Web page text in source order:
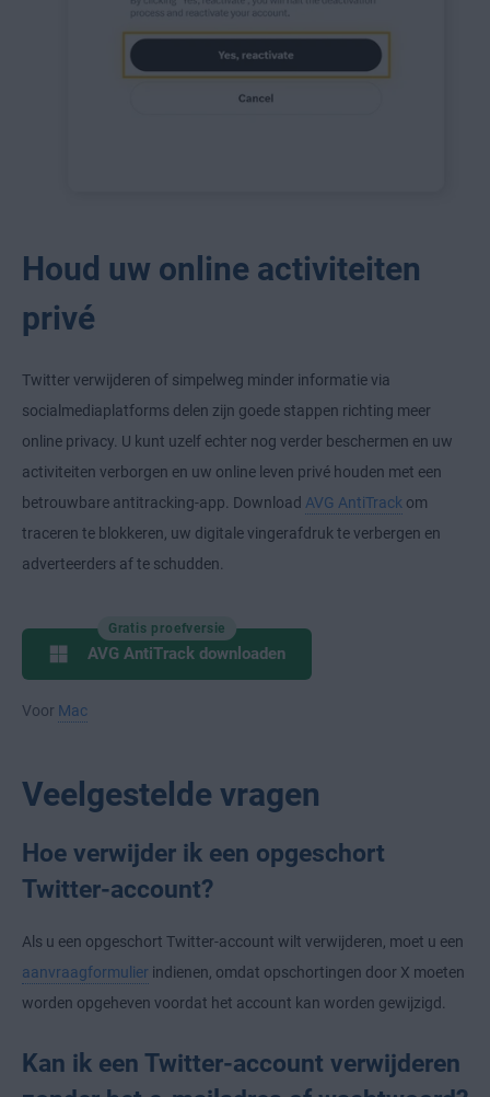
Houd uw online activiteiten
privé
Twitter verwijderen of simpelweg minder informatie via
socialmediaplatforms delen zijn goede stappen richting meer
online privacy. U kunt uzelf echter nog verder beschermen en uw
activiteiten verborgen en uw online leven privé houden met een
betrouwbare antitracking-app. Download AVG AntiTrack om
traceren te blokkeren, uw digitale vingerafdruk te verbergen en
adverteerders af te schudden.
Gratis proefversie
AVG AntiTrack downloaden
Voor Mac
Veelgestelde vragen
Hoe verwijder ik een opgeschort
Twitter-account?
Als u een opgeschort Twitter-account wilt verwijderen, moet u een
aanvraagformulier indienen, omdat opschortingen door X moeten
worden opgeheven voordat het account kan worden gewijzigd.
Kan ik een Twitter-account verwijderen